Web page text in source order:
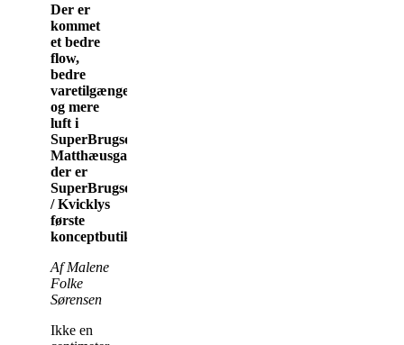
Der er
kommet
et bedre
flow,
bedre
varetilgængelighed
og mere
luft i
SuperBrugsen
Matthæusgade,
der er
SuperBrugsens
/ Kvicklys
første
konceptbutik.
Af Malene
Folke
Sørensen
Ikke en